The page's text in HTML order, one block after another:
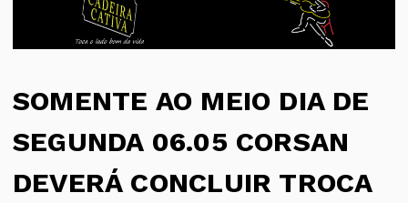
SOMENTE AO MEIO DIA DE
SEGUNDA 06.05 CORSAN
DEVERÁ CONCLUIR TROCA